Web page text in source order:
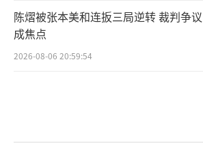
陈熠被张本美和连扳三局逆转 裁判争议
成焦点
2026-08-06 20:59:54